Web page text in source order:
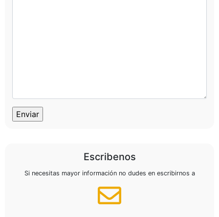
Escribenos
Si necesitas mayor información no dudes en escribirnos a